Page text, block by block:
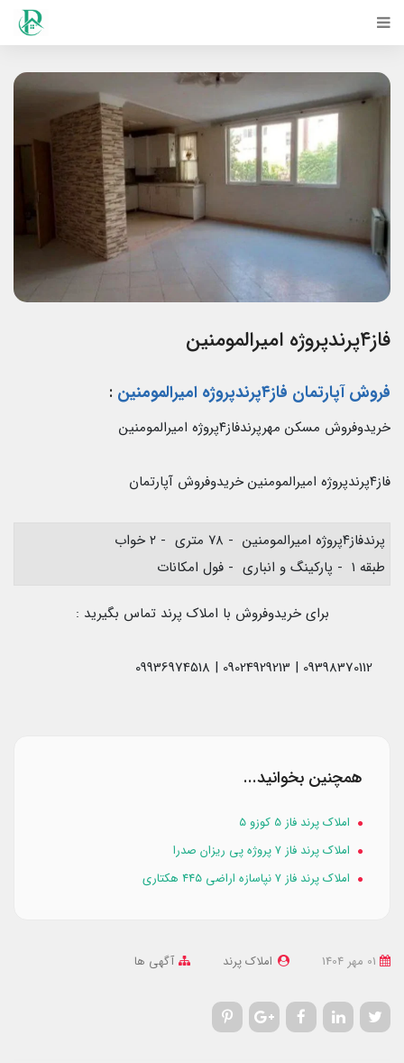
فاز۴پرندپروژه امیرالمومنین
فروش آپارتمان فاز۴پرندپروژه امیرالمومنین :
خریدوفروش مسکن مهرپرندفاز۴پروژه امیرالمومنین
فاز۴پرندپروژه امیرالمومنین خریدوفروش آپارتمان
پرندفاز۴پروژه امیرالمومنین - ۷۸ متری - ۲ خواب
طبقه ۱ - پارکینگ و انباری - فول امکانات
برای خریدوفروش با املاک پرند تماس بگیرید :
همچنین بخوانید...
املاک پرند فاز 5 کوزو ۵
املاک پرند فاز ۷ پروژه پی ریزان صدرا
املاک پرند فاز ۷ نپاسازه اراضی ۴۴۵ هکتاری
املاک پرند آگهی ها